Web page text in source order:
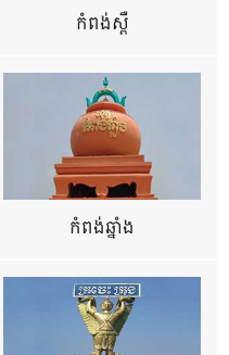
កំពង់ស្ពឺ
កំពង់ឆ្នាំង